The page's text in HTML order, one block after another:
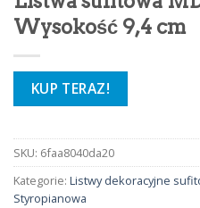
Wysokość 9,4 cm
KUP TERAZ!
SKU: 6faa8040da20
Kategorie: Listwy dekoracyjne
Styropianowa